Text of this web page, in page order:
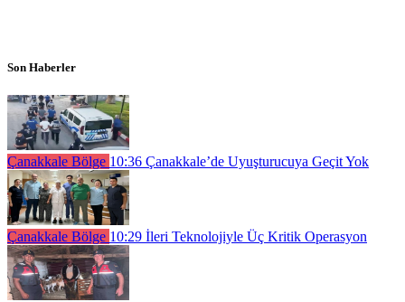
Son Haberler
Çanakkale Bölge 10:36 Çanakkale’de Uyuşturucuya Geçit Yok
Çanakkale Bölge 10:29 İleri Teknolojiyle Üç Kritik Operasyon